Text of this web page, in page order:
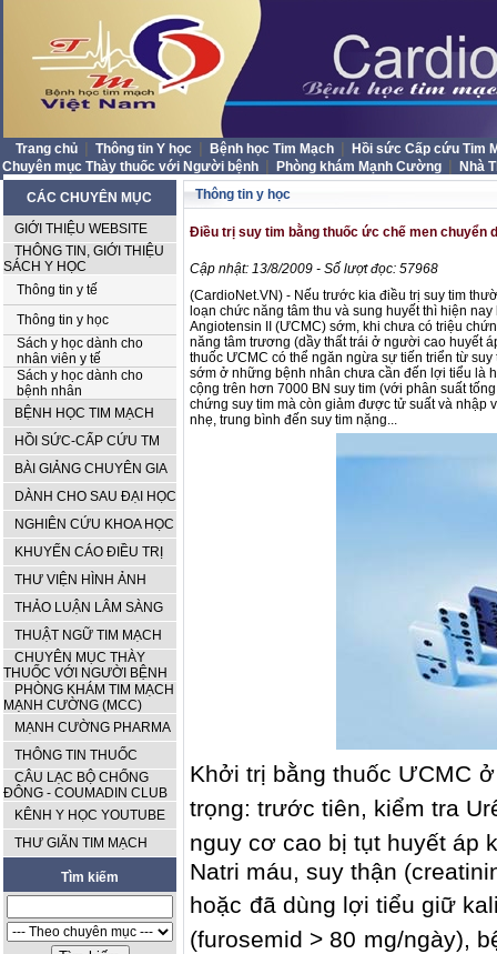
Trang chủ Thông tin Y học Bệnh học Tim Mạch
Hồi sức Cấp cứu Tim
Chuyên mục Thày thuốc với Người bệnh
Phòng khám Mạnh Cường
Nhà
CÁC CHUYÊN MỤC
GIỚI THIỆU WEBSITE
THÔNG TIN, GIỚI THIỆU
SÁCH Y HỌC
Thông tin y tế
Thông tin y học
Sách y học dành cho
nhân viên y tế
Sách y học dành cho
bệnh nhân
BỆNH HỌC TIM MẠCH
HỒI SỨC-CẤP CỨU TM
BÀI GIẢNG CHUYÊN GIA
DÀNH CHO SAU ĐẠI HỌC
NGHIÊN CỨU KHOA HỌC
KHUYẾN CÁO ĐIỀU TRỊ
THƯ VIỆN HÌNH ẢNH
THẢO LUẬN LÂM SÀNG
THUẬT NGỮ TIM MẠCH
CHUYÊN MỤC THÀY
THUỐC VỚI NGƯỜI BỆNH
PHÒNG KHÁM TIM MẠCH
MẠNH CƯỜNG (MCC)
MẠNH CƯỜNG PHARMA
THÔNG TIN THUỐC
CÂU LẠC BỘ CHỐNG
ĐÔNG - COUMADIN CLUB
KÊNH Y HỌC YOUTUBE
THƯ GIÃN TIM MẠCH
Tìm kiếm
Thông tin y học
Điều trị suy tim bằng thuốc ức chế men chuyển
Cập nhật: 13/8/2009 - Số lượt đọc: 57968
(CardioNet.VN) - Nếu trước kia điều trị suy tim
loạn chức năng tâm thu và sung huyết thì hiện
Angiotensin II (ƯCMC) sớm, khi chưa có triệu
năng tâm trương (dầy thất trái ở người cao huyết
thuốc ƯCMC có thể ngăn ngừa sự tiến triển từ
sớm ở những bệnh nhân chưa cần đến lợi tiểu là
cộng trên hơn 7000 BN suy tim (với phân suất
chứng suy tim mà còn giảm được tử suất và
nhẹ, trung bình đến suy tim nặng...
Khởi trị bằng thuốc ƯCMC
trọng: trước tiên, kiểm tra
nguy cơ cao bị tụt huyết áp
Natri máu, suy thận (
hoặc đã dùng lợi tiểu giữ
(furosemid > 80 mg/ngày),